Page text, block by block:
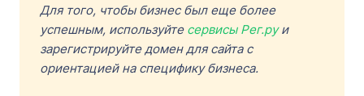
Для того, чтобы бизнес был еще более
успешным, используйте сервисы Рег.руи
зарегистрируйте домен для сайта с
ориентацией на специфику бизнеса.